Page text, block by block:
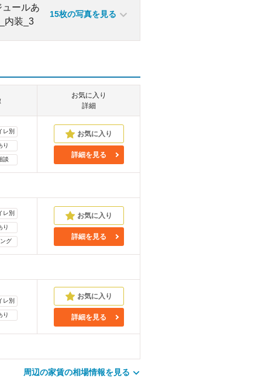
15枚の写真を見る
お気に入り
詳細
レ別
り
談
詳細を見る
レ別
り
グ
詳細を見る
レ別
り 詳細を見る
周辺の家賃の相場情報を見る